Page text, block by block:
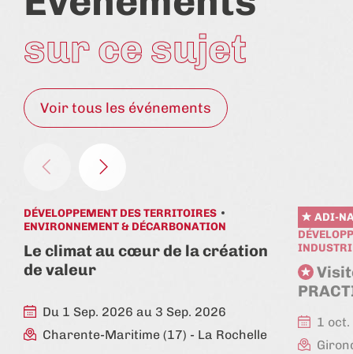
sur ce sujet
Voir tous les événements
DÉVELOPPEMENT DES TERRITOIRES
ENVIRONNEMENT & DÉCARBONATION
Le climat au cœur de la création
de valeur
Du 1 Sep. 2026 au 3 Sep. 2026
Charente-Maritime (17) - La Rochelle
ADI-
1